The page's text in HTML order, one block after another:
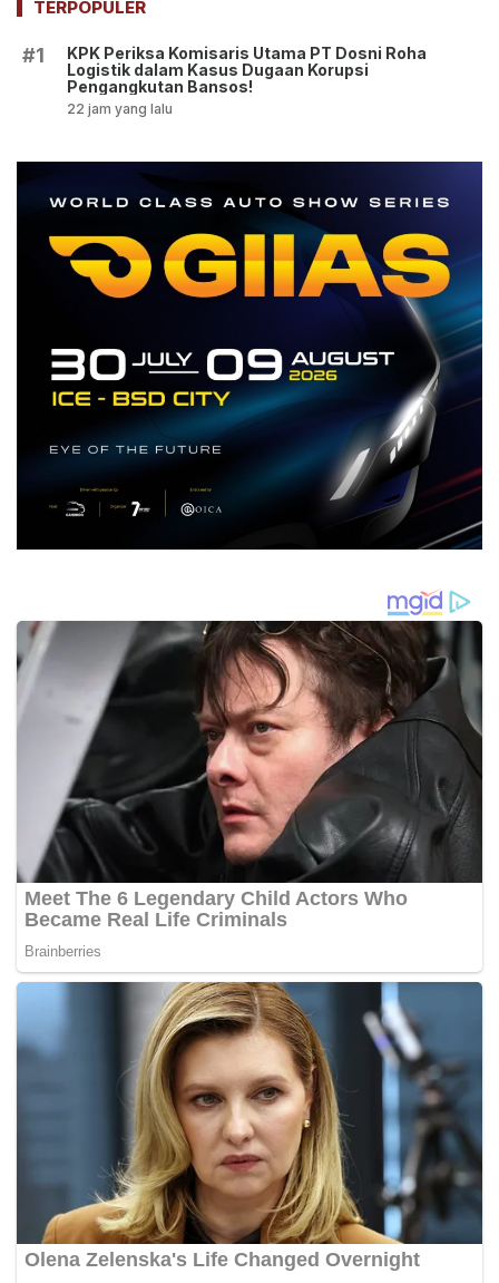
TERPOPULER
#1
KPK Periksa Komisaris Utama PT Dosni Roha
Logistik dalam Kasus Dugaan Korupsi
Pengangkutan Bansos!
22 jam yang lalu